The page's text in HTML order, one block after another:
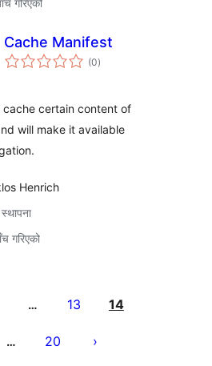
गरिएको
Cache Manifest
(0कुल
रेटिङ्गहरू
)
cache certain content of
will make it available
Henrich
गरिएको
… 13 14
… 20